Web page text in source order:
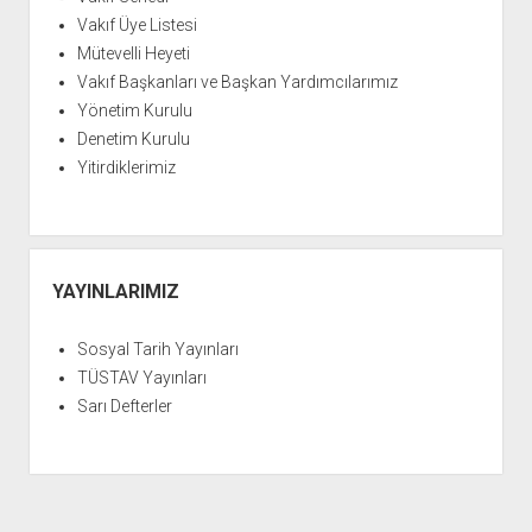
FİDEF KİTAPLIĞI
Vakıf Üye Listesi
Mütevelli Heyeti
Vakıf Başkanları ve Başkan Yardımcılarımız
Yönetim Kurulu
Denetim Kurulu
Yitirdiklerimiz
YAYINLARIMIZ
Sosyal Tarih Yayınları
TÜSTAV Yayınları
Sarı Defterler